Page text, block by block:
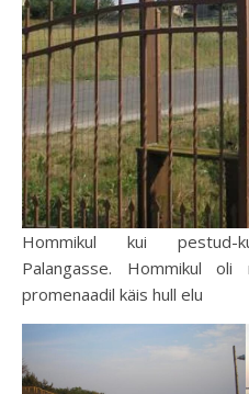
Hommikul kui pestud-
Palangasse. Hommikul
promenaadil käis hull elu